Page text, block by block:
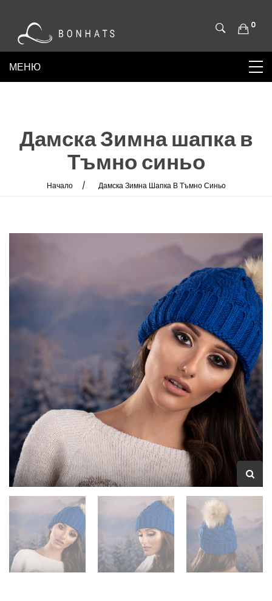
0
Дамска Зимна шапка в
Тъмно синьо
Начало Дамска Зимна Шапка В Тъмно Синьо